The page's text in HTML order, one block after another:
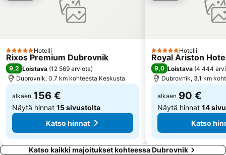
5 Tähtiluokitus
Hotelli
Rixos Premium Dubrovnik
9,2 Loistava (12 569 arviota)
Dubrovnik, 0.7 km kohteesta Keskusta
alkaen 156 €
Näytä hinnat 15 sivustolta
Katso hinnat
5 Tähtiluokitus
Hotelli
Royal Ariston
9,0 Loistava (4 444
Dubrovnik, 3.1 km
alkaen 90 €
Näytä hinnat 14
Katso
Katso kaikki majoitukset kohteessa Dubrovnik